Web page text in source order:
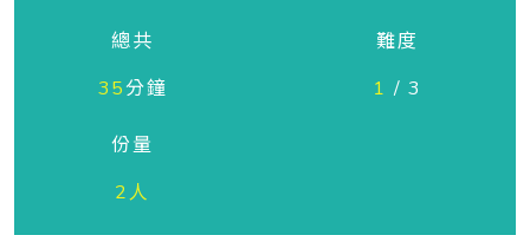
總共
35分鐘
難度
1 / 3
份量
2人